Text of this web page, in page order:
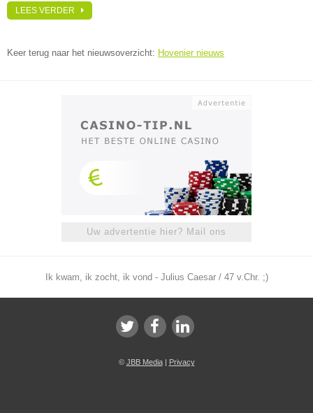
LEES VERDER
Keer terug naar het nieuwsoverzicht: Hovenier nieuws
Uw advertentie hier? Mail ons
Ik kwam, ik zocht, ik vond - Julius Caesar / 47 v.Chr. ;)
© JBB Media| Privacy